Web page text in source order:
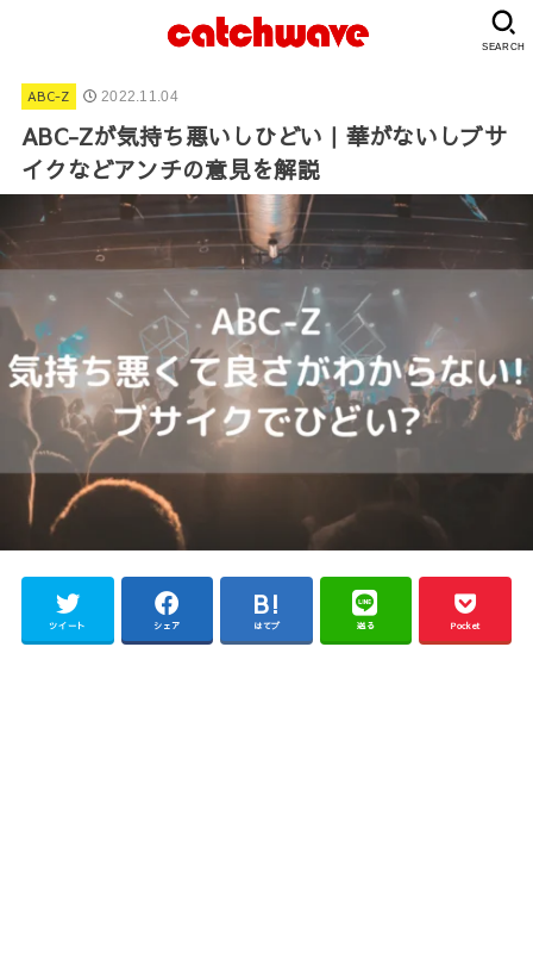
SEARCH
ABC-Z 2022.11.04
ABC-Zが気持ち悪いしひどい｜華がないしブサ
イクなどアンチの意見を解説
ツイート シェア はてブ 送る Pocket